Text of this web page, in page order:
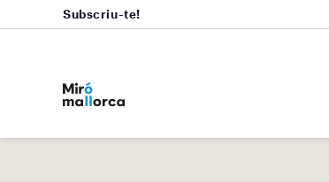
Subscriu-te!